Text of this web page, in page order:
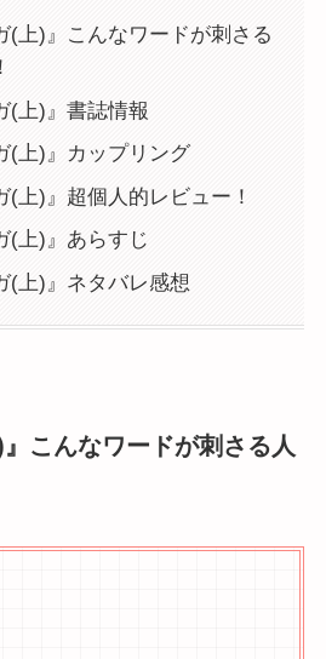
(上)』こんなワードが刺さる
(上)』書誌情報
(上)』カップリング
(上)』超個人的レビュー！
(上)』あらすじ
(上)』ネタバレ感想
』こんなワードが刺さる人